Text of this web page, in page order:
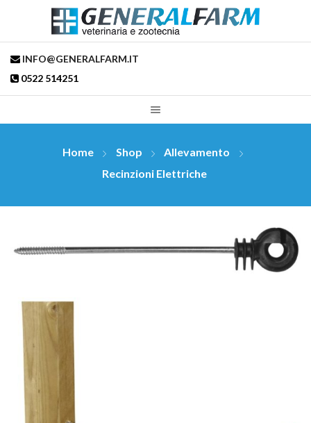
INFO@GENERALFARM.IT
0522 514251
Home Shop
Allevamento
Recinzioni Elettriche